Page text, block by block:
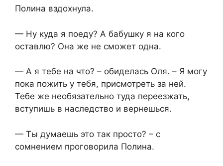
Полина вздохнула.
— Ну куда я поеду? А бабушку я на кого
оставлю? Она же не сможет одна.
— А я тебе на что? – обиделась Оля. – Я могу
пока пожить у тебя, присмотреть за ней.
Тебе же необязательно туда переезжать,
вступишь в наследство и вернешься.
— Ты думаешь это так просто? – с
сомнением проговорила Полина.